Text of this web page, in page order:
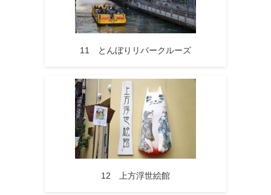
11 とんぼりリバークルーズ
12 上方浮世絵館